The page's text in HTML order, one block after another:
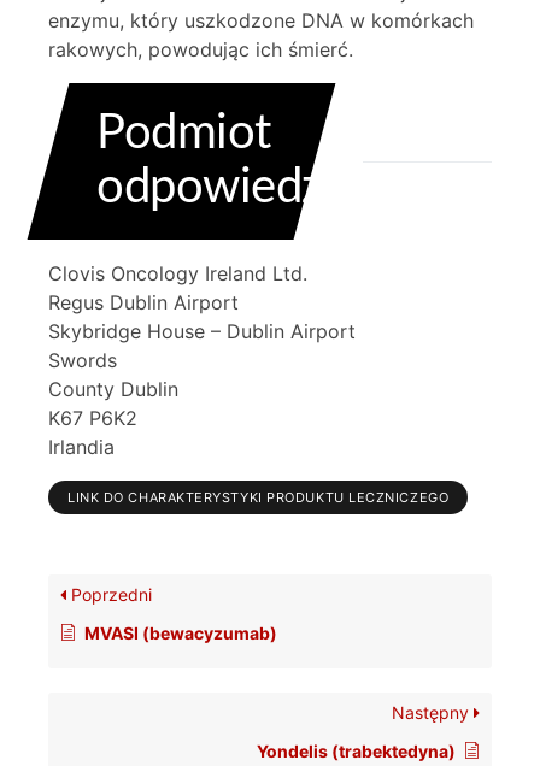
enzymu, który uszkodzone DNA w komórkach
rakowych, powodując ich śmierć.
Podmiot
odpowiedzialny
Clovis Oncology Ireland Ltd.
Regus Dublin Airport
Skybridge House – Dublin Airport
Swords
County Dublin
K67 P6K2
Irlandia
LINK DO CHARAKTERYSTYKI PRODUKTU LECZNICZEGO
Poprzedni
MVASI (bewacyzumab)
Następny
Yondelis (trabektedyna)